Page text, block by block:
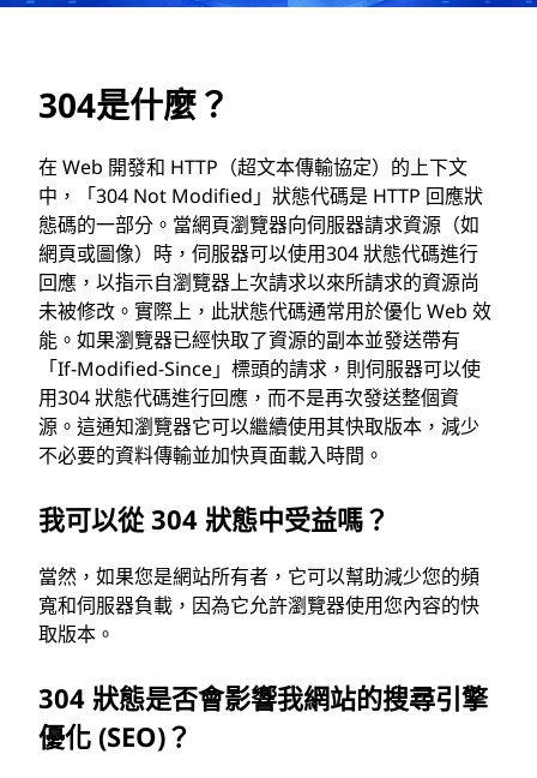
304是什麼？
在 Web 開發和 HTTP（超文本傳輸協定）的上下文
中，「304 Not Modified」狀態代碼是 HTTP 回應狀
態碼的一部分。當網頁瀏覽器向伺服器請求資源（如
網頁或圖像）時，伺服器可以使用304 狀態代碼進行
回應，以指示自瀏覽器上次請求以來所請求的資源尚
未被修改。實際上，此狀態代碼通常用於優化 Web 效
能。如果瀏覽器已經快取了資源的副本並發送帶有
「If-Modified-Since」標頭的請求，則伺服器可以使
用304 狀態代碼進行回應，而不是再次發送整個資
源。這通知瀏覽器它可以繼續使用其快取版本，減少
不必要的資料傳輸並加快頁面載入時間。
我可以從 304 狀態中受益嗎？
當然，如果您是網站所有者，它可以幫助減少您的頻
寬和伺服器負載，因為它允許瀏覽器使用您內容的快
取版本。
304 狀態是否會影響我網站的搜尋引擎
優化 (SEO)？